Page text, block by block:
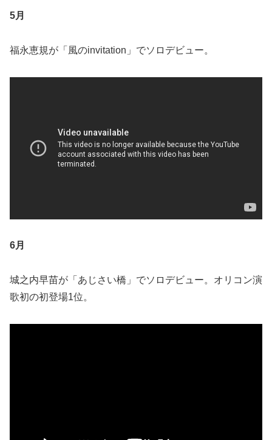
5月
福永恵規が「風のinvitation」でソロデビュー。
6月
城之内早苗が「あじさい橋」でソロデビュー。オリコン演
歌初の初登場1位。